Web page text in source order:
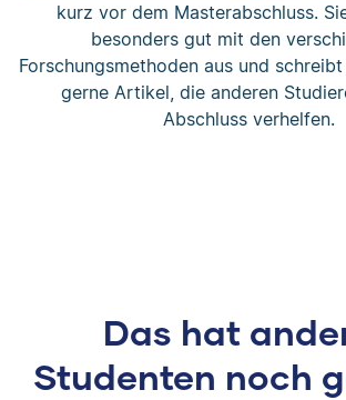
kurz vor dem Masterabschluss.
besonders gut mit den
Forschungsmethoden aus und
gerne Artikel, die anderen
Abschluss verhelfen.
Das hat
Studenten noch